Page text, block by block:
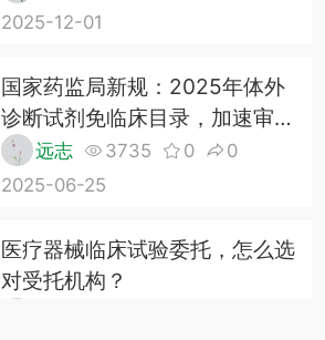
2025-12-01
国家药监局新规：2025年体外
诊断试剂免临床目录，加速审
批！远志 3735 0
0
2025-06-25
医疗器械临床试验委托，怎么选
对受托机构？